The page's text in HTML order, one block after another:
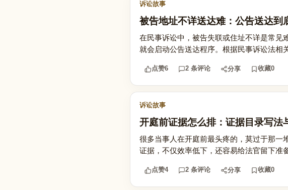
诉讼故事
被告地址不详送达难：公告送达到
在民事诉讼中，被告失联或住址不详是常见
就会启动公告送达程序。根据民事诉讼法相
点赞6 2 条评论 分享 收藏0
诉讼故事
开庭前证据怎么排：证据目录写法
很多当事人在开庭前最头疼的，莫过于那一
证据，不仅效率低下，还容易给法官留下准
点赞4 2 条评论 分享 收藏0